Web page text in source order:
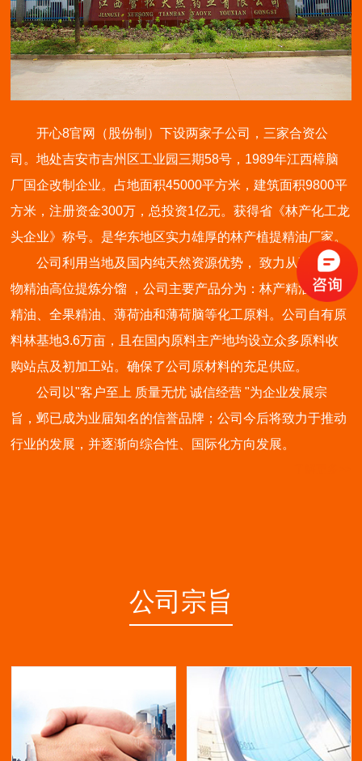
开心8官网（股份制）下设两家子公司，三家合资公
司。地处吉安市吉州区工业园三期58号，1989年江西樟脑
厂国企改制企业。占地面积45000平方米，建筑面积9800平
方米，注册资金300万，总投资1亿元。获得省《林产化工龙
头企业》称号。是华东地区实力雄厚的林产植提精油厂家。
公司利用当地及国内纯天然资源优势， 致力从事天然植
物精油高位提炼分馏 ，公司主要产品分为：林产精油、全草
精油、全果精油、薄荷油和薄荷脑等化工原料。公司自有原
料林基地3.6万亩，且在国内原料主产地均设立众多原料收
购站点及初加工站。确保了公司原材料的充足供应。
公司以"客户至上 质量无忧 诚信经营 "为企业发展宗
旨，邺已成为业届知名的信誉品牌；公司今后将致力于推动
行业的发展，并逐渐向综合性、国际化方向发展。
公司宗旨